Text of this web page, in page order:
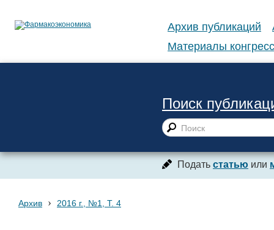
Архив публикаций
Материалы
Поиск
Подать статью или
Архив › 2016 г., №1, Т. 4